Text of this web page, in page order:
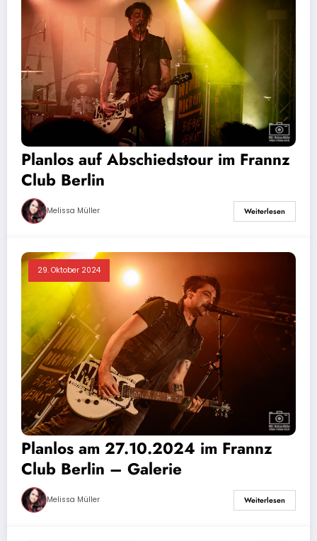
Planlos auf Abschiedstour im Frannz
Club Berlin
Melissa Müller Weiterlesen
29. Oktober 2024
Planlos am 27.10.2024 im Frannz
Club Berlin – Galerie
Melissa Müller Weiterlesen